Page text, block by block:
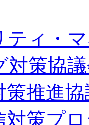
ティ・
対策協
策推進
対策プ